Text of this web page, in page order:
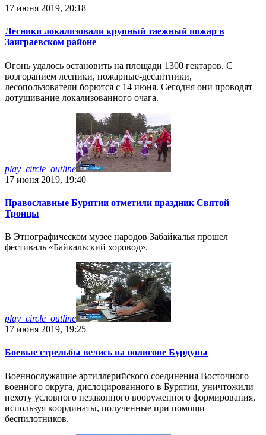
17 июня 2019, 20:18
Лесники локализовали крупный таежный пожар в
Заиграевском районе
Огонь удалось остановить на площади 1300 гектаров. С
возгоранием лесники, пожарные-десантники,
лесопользователи борются с 14 июня. Сегодня они проводят
дотушивание локализованного очага.
play_circle_outline
17 июня 2019, 19:40
Православные Бурятии отметили праздник Святой
Троицы
В Этнографическом музее народов Забайкалья прошел
фестиваль «Байкальский хоровод».
play_circle_outline
17 июня 2019, 19:25
Боевые стрельбы велись на полигоне Бурдуны
Военнослужащие артиллерийского соединения Восточного
военного округа, дислоцированного в Бурятии, уничтожили
пехоту условного незаконного вооруженного формирования,
используя координаты, полученные при помощи
беспилотников.